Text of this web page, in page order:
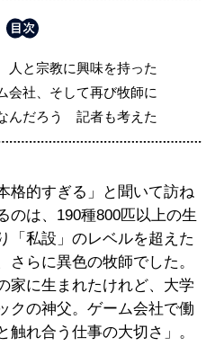
と宗教に興味を持った
会社、そして再び牧師に
んだろう 記者も考えた
格的すぎる」と聞いて訪ね
のは、190種800匹以上の生
「私設」のレベルを超えた
さらに異色の牧師でした。
家に生まれたけれど、大学
クの神父。ゲーム会社で働
触れ合う仕事の大切さ」。